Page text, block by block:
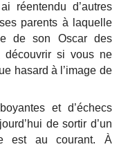
réentendu d’autres
parents à laquelle
de son Oscar des
si vous ne
hasard à l’image de
et d’échecs
de sortir d’un
est au courant. À